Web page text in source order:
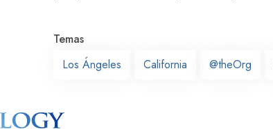
Temas
Los Ángeles
California @theOrg